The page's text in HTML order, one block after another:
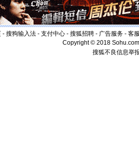
起；二是
离。水晶
[元旦]当
泣，这痛
卖了。水
[春节] 风
颜！冬
- 搜狗输入法 - 支付中心 - 搜狐招聘 - 广告服务 - 客
Copyright © 2018
搜狐不良信息举